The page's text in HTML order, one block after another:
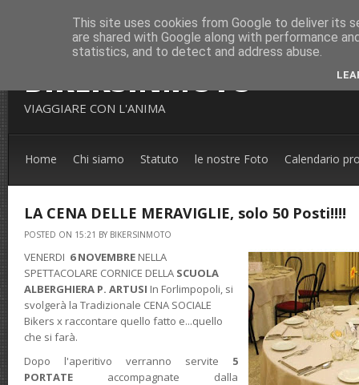
BIKERSINMOTO
VIAGGIARE CON L'ANIMA
Home Chi siamo Statuto le nostre Foto Calendario
LA CENA DELLE MERAVIGLIE, solo 50 Posti!!!!
POSTED ON 15:21 BY BIKERSINMOTO
VENERDI 6 NOVEMBRE NELLA
SPETTACOLARE CORNICE DELLA SCUOLA
ALBERGHIERA P. ARTUSI In Forlimpopoli, si
svolgerà la Tradizionale CENA SOCIALE
Bikers x raccontare quello fatto e...quello
che si farà.
Dopo l'aperitivo verranno servite 5
PORTATE accompagnate dalla
This site uses cookies from Google to deliver its
are shared with Google along with performance
statistics, and to detect and address abuse.